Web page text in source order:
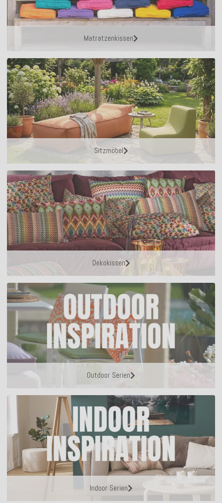
Matratzenkissen
Sitzmöbel
Dekokissen
Outdoor Serien
Indoor Serien